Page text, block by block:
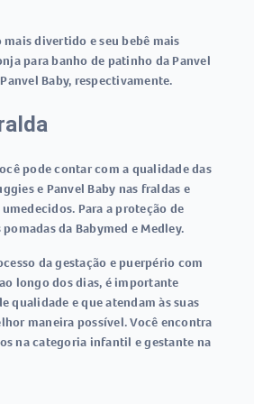
mais divertido e seu bebê mais
para banho de patinho da Panvel
Baby, respectivamente.
pode contar com a qualidade das
e Panvel Baby nas fraldas e
Para a proteção de
da Babymed e Medley.
da gestação e puerpério com
longo dos dias, é importante
qualidade e que atendam às suas
maneira possível. Você encontra
na categoria infantil e gestante na